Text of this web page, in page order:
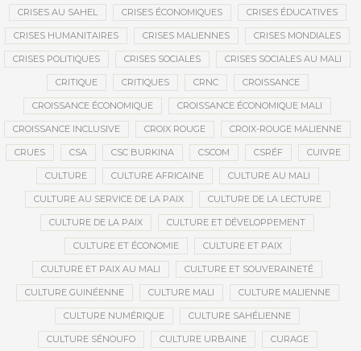
CRISES AU SAHEL CRISES ÉCONOMIQUES CRISES ÉDUCATIVES
CRISES HUMANITAIRES CRISES MALIENNES CRISES MONDIALES
CRISES POLITIQUES CRISES SOCIALES CRISES SOCIALES AU MALI
CRITIQUE CRITIQUES CRNC CROISSANCE
CROISSANCE ÉCONOMIQUE CROISSANCE ÉCONOMIQUE MALI
CROISSANCE INCLUSIVE CROIX ROUGE CROIX-ROUGE MALIENNE
CRUES CSA CSC BURKINA CSCOM CSRÉF CUIVRE
CULTURE CULTURE AFRICAINE CULTURE AU MALI
CULTURE AU SERVICE DE LA PAIX CULTURE DE LA LECTURE
CULTURE DE LA PAIX CULTURE ET DÉVELOPPEMENT
CULTURE ET ÉCONOMIE CULTURE ET PAIX
CULTURE ET PAIX AU MALI CULTURE ET SOUVERAINETÉ
CULTURE GUINÉENNE CULTURE MALI CULTURE MALIENNE
CULTURE NUMÉRIQUE CULTURE SAHÉLIENNE
CULTURE SÉNOUFO CULTURE URBAINE CURAGE